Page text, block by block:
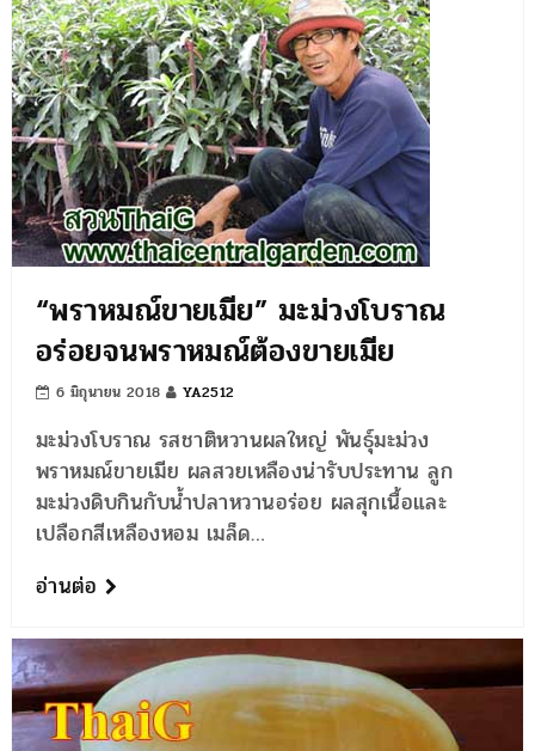
“พราหมณ์ขายเมีย” มะม่วงโบราณ
อร่อยจนพราหมณ์ต้องขายเมีย
6 มิถุนายน 2018 YA2512
มะม่วงโบราณ รสชาติหวานผลใหญ่ พันธุ์มะม่วง
พราหมณ์ขายเมีย ผลสวยเหลืองน่ารับประทาน ลูก
มะม่วงดิบกินกับน้ำปลาหวานอร่อย ผลสุกเนื้อและ
เปลือกสีเหลืองหอม เมล็ด…
อ่านต่อ